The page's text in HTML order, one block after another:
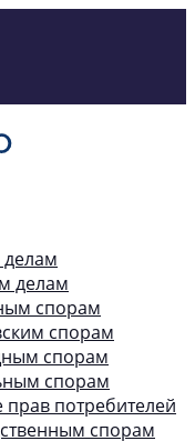
делам
делам
спорам
спорам
спорам
спорам
потребителей
спорам